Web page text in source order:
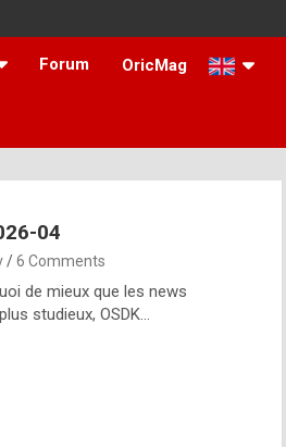
Forum OricMag
04
6 Comments
de mieux que les news
studieux, OSDK…